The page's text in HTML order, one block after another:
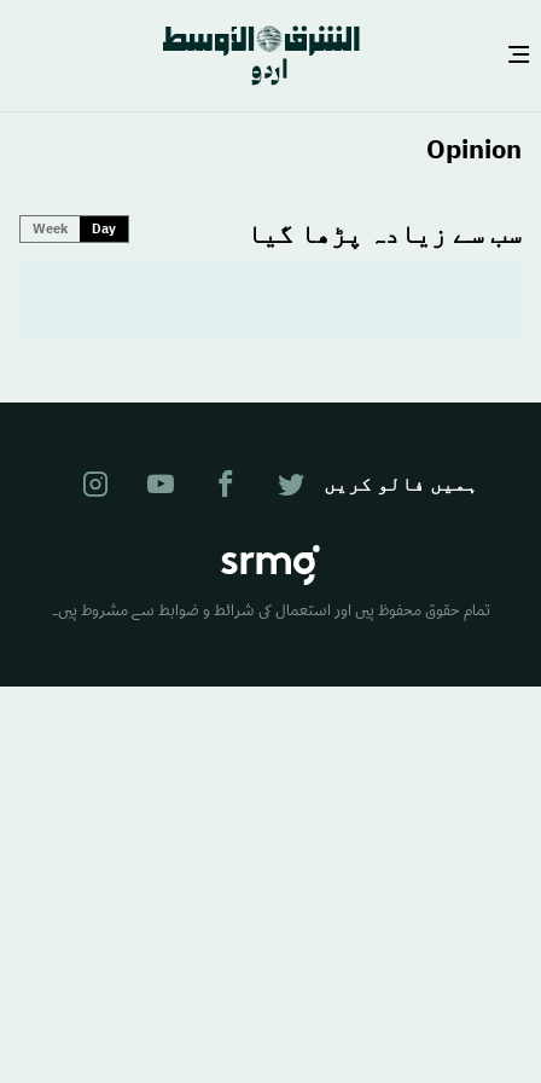
content
Opinion
سب سے زیادہ پڑھا گیا Day
Week
ہمیں فالو کریں
تمام حقوق محفوظ ہیں اور استعمال کی شرائط و ضوابط سے مشروط ہیں۔